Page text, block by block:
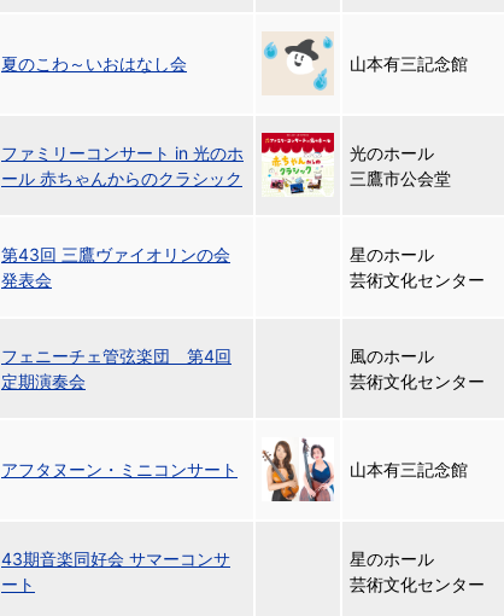
夏のこわ～いおはなし会 山本有三記念館
ファミリーコンサート in 光のホ
ール 赤ちゃんからのクラシック
光のホール
三鷹市公会堂
第43回 三鷹ヴァイオリンの会
発表会
星のホール
芸術文化センター
フェニーチェ管弦楽団 第4回
定期演奏会
風のホール
芸術文化センター
アフタヌーン・ミニコンサート 山本有三記念館
43期音楽同好会 サマーコンサ
ート
星のホール
芸術文化センター